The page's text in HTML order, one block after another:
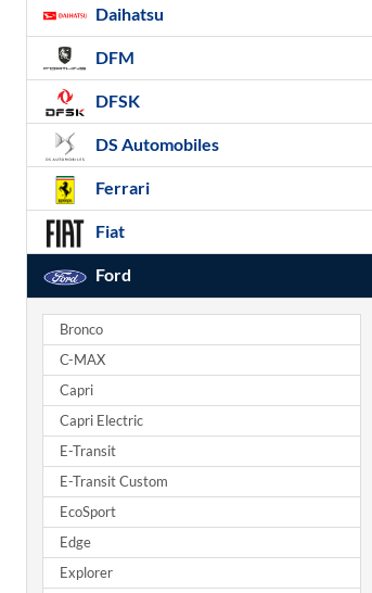
Daihatsu
DFM
DFSK
DS Automobiles
Ferrari
Fiat
Ford
Bronco
C-MAX
Capri
Capri Electric
E-Transit
E-Transit Custom
EcoSport
Edge
Explorer